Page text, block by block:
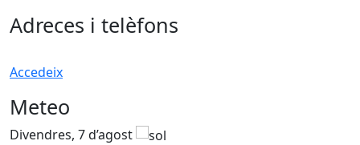
Adreces i telèfons
Accedeix
Meteo
Divendres, 7 d’agost